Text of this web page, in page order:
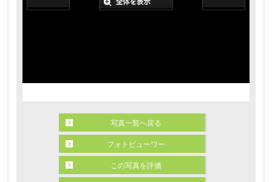
写真一覧へ戻る
フォトビューワー
この写真を評価